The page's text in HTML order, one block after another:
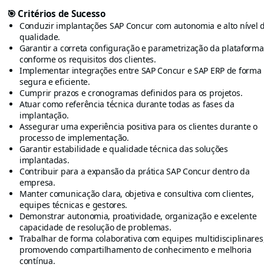
🎯 Critérios de Sucesso
Conduzir implantações SAP Concur com autonomia e alto nível
qualidade.
Garantir a correta configuração e parametrização da plataforma
conforme os requisitos dos clientes.
Implementar integrações entre SAP Concur e SAP ERP de forma
segura e eficiente.
Cumprir prazos e cronogramas definidos para os projetos.
Atuar como referência técnica durante todas as fases da
implantação.
Assegurar uma experiência positiva para os clientes durante o
processo de implementação.
Garantir estabilidade e qualidade técnica das soluções
implantadas.
Contribuir para a expansão da prática SAP Concur dentro da
empresa.
Manter comunicação clara, objetiva e consultiva com clientes,
equipes técnicas e gestores.
Demonstrar autonomia, proatividade, organização e excelente
capacidade de resolução de problemas.
Trabalhar de forma colaborativa com equipes
promovendo compartilhamento de conhecimento e melhoria
contínua.